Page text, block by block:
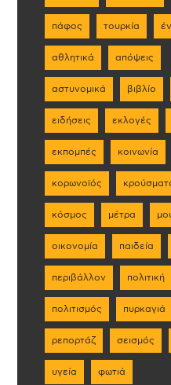
πάφος τουρκία
αθλητικά απόψεις
αστυνομικά βιβλίο
ειδήσεις εκλογές
εκπομπές κοινωνία
κορωνοϊός
κόσμος μέτρα
οικονομία παιδεία
περιβάλλον πολιτική
πολιτισμός πυρκαγιά
ρεπορτάζ σεισμός
υγεία φωτιά